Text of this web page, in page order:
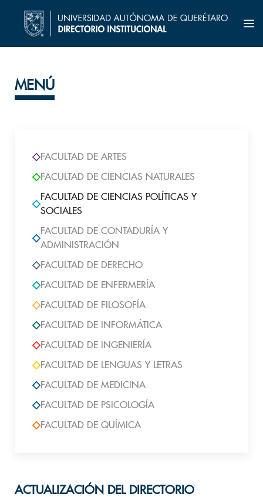
MENÚ
FACULTAD DE ARTES
FACULTAD DE CIENCIAS NATURALES
FACULTAD DE CIENCIAS POLÍTICAS Y
SOCIALES
FACULTAD DE CONTADURÍA Y
ADMINISTRACIÓN
FACULTAD DE DERECHO
FACULTAD DE ENFERMERÍA
FACULTAD DE FILOSOFÍA
FACULTAD DE INFORMÁTICA
FACULTAD DE INGENIERÍA
FACULTAD DE LENGUAS Y LETRAS
FACULTAD DE MEDICINA
FACULTAD DE PSICOLOGÍA
FACULTAD DE QUÍMICA
ACTUALIZACIÓN DEL DIRECTORIO